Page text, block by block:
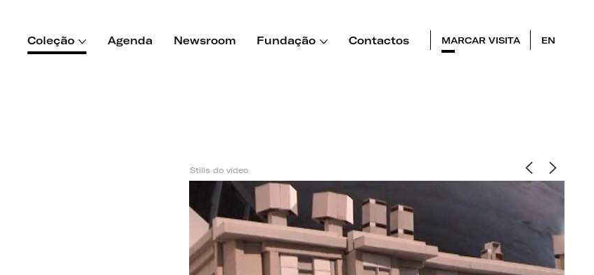
Coleção Agenda Newsroom Fundação Contactos MARCAR VISITA EN
Stills do vídeo